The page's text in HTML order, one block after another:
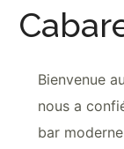
Bienvenue
nous a
bar